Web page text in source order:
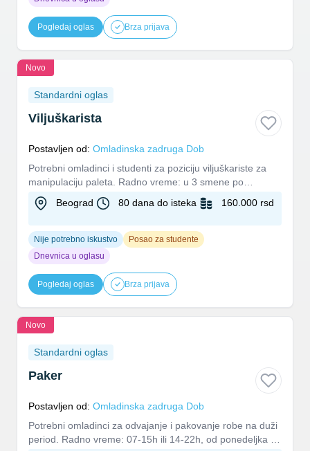
Pogledaj oglas Brza prijava
Novo
Standardni oglas
Viljuškarista
Postavljen od: Omladinska zadruga Dob
Potrebni omladinci i studenti za poziciju viljuškariste za
manipulaciju paleta. Radno vreme: u 3 smene po
8h Ritam rada:...
Beograd 80 dana do isteka 160.000 rsd
Nije potrebno iskustvo
Posao za studente
Dnevnica u oglasu
Pogledaj oglas Brza prijava
Novo
Standardni oglas
Paker
Postavljen od: Omladinska zadruga Dob
Potrebni omladinci za odvajanje i pakovanje robe na duži
period. Radno vreme: 07-15h ili 14-22h, od ponedeljka do